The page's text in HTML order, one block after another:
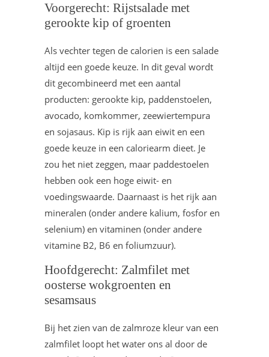
Voorgerecht: Rijstsalade met
gerookte kip of groenten
Als vechter tegen de calorien is een salade
altijd een goede keuze. In dit geval wordt
dit gecombineerd met een aantal
producten: gerookte kip, paddenstoelen,
avocado, komkommer, zeewiertempura
en sojasaus. Kip is rijk aan eiwit en een
goede keuze in een caloriearm dieet. Je
zou het niet zeggen, maar paddestoelen
hebben ook een hoge eiwit- en
voedingswaarde. Daarnaast is het rijk aan
mineralen (onder andere kalium, fosfor en
selenium) en vitaminen (onder andere
vitamine B2, B6 en foliumzuur).
Hoofdgerecht: Zalmfilet met
oosterse wokgroenten en
sesamsaus
Bij het zien van de zalmroze kleur van een
zalmfilet loopt het water ons al door de